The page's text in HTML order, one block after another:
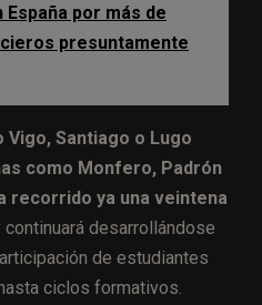
por más de
presuntamente
Santiago o Lugo
como Monfero, Padrón
recorrido ya una veintena
continuará desarrollándose
de estudiantes
ciclos formativos.